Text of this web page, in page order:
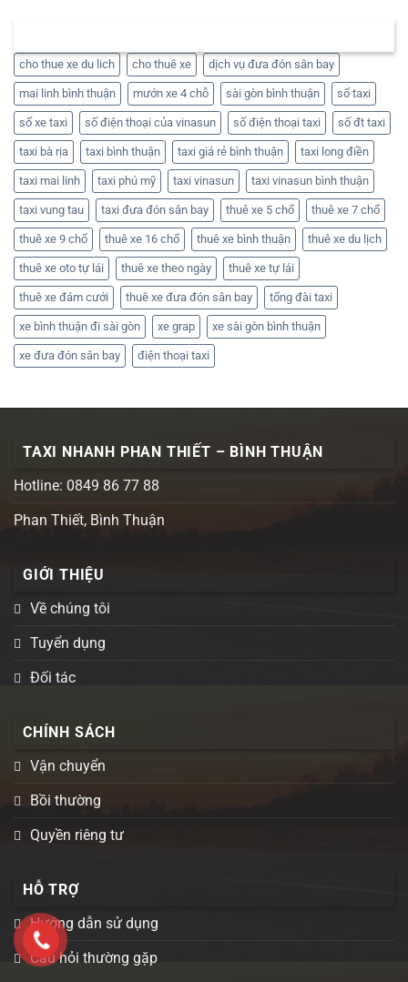
cho thue xe du lich cho thuê xe dịch vụ đưa đón sân bay
mai linh bình thuận mướn xe 4 chỗ sài gòn bình thuận số taxi
số xe taxi số điện thoại của vinasun số điện thoại taxi số đt taxi
taxi bà rịa taxi bình thuận taxi giá rẻ bình thuận taxi long điền
taxi mai linh taxi phú mỹ taxi vinasun taxi vinasun bình thuận
taxi vung tau taxi đưa đón sân bay thuê xe 5 chổ thuê xe 7 chổ
thuê xe 9 chổ thuê xe 16 chổ thuê xe bình thuận thuê xe du lịch
thuê xe oto tự lái thuê xe theo ngày thuê xe tự lái
thuê xe đám cưới thuê xe đưa đón sân bay tổng đài taxi
xe bình thuận đi sài gòn xe grap xe sài gòn bình thuận
xe đưa đón sân bay điện thoại taxi
TAXI NHANH PHAN THIẾT – BÌNH THUẬN
Hotline: 0849 86 77 88
Phan Thiết, Bình Thuận
GIỚI THIỆU
Về chúng tôi
Tuyển dụng
Đối tác
CHÍNH SÁCH
Vận chuyển
Bồi thường
Quyền riêng tư
HỖ TRỢ
Hướng dẫn sử dụng
Câu hỏi thường gặp